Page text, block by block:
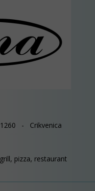
- Crikvenica
pizza, restaurant